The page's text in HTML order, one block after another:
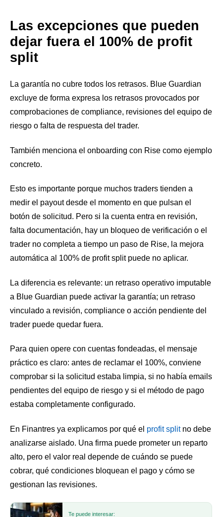
Las excepciones que pueden
dejar fuera el 100% de profit
split
La garantía no cubre todos los retrasos. Blue Guardian
excluye de forma expresa los retrasos provocados por
comprobaciones de compliance, revisiones del equipo de
riesgo o falta de respuesta del trader.
También menciona el onboarding con Rise como ejemplo
concreto.
Esto es importante porque muchos traders tienden a
medir el payout desde el momento en que pulsan el
botón de solicitud. Pero si la cuenta entra en revisión,
falta documentación, hay un bloqueo de verificación o el
trader no completa a tiempo un paso de Rise, la mejora
automática al 100% de profit split puede no aplicar.
La diferencia es relevante: un retraso operativo imputable
a Blue Guardian puede activar la garantía; un retraso
vinculado a revisión, compliance o acción pendiente del
trader puede quedar fuera.
Para quien opere con cuentas fondeadas, el mensaje
práctico es claro: antes de reclamar el 100%, conviene
comprobar si la solicitud estaba limpia, si no había emails
pendientes del equipo de riesgo y si el método de pago
estaba completamente configurado.
En Finantres ya explicamos por qué el profit splitno debe
analizarse aislado. Una firma puede prometer un reparto
alto, pero el valor real depende de cuándo se puede
cobrar, qué condiciones bloquean el pago y cómo se
gestionan las revisiones.
Te puede interesar: